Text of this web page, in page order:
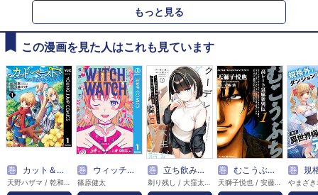
もっと見る
この漫画を見た人はこれも見ています
巻 カット＆ペーストでこの世界を生きていく 巻 ウィッチウォッチ
篠原健太
巻 立ち飲み居酒屋でクーデレダウナー系女子大生が隣に来る話 巻 むこうぶち 高レート裏麻雀列伝 巻 規格外のダンジョン攻略